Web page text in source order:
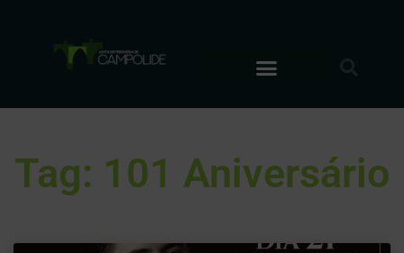
Tag: 101 Aniversário